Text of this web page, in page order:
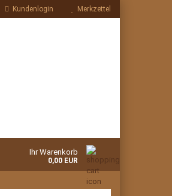
Kundenlogin Merkzettel
Ihr Warenkorb
0,00 EUR